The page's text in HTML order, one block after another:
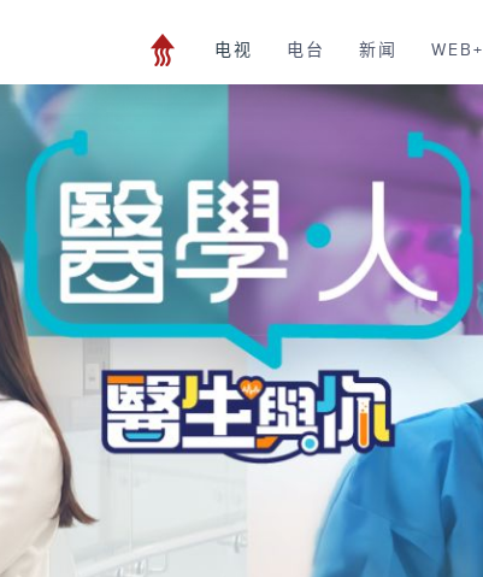
电视 电台 新闻 WEB+